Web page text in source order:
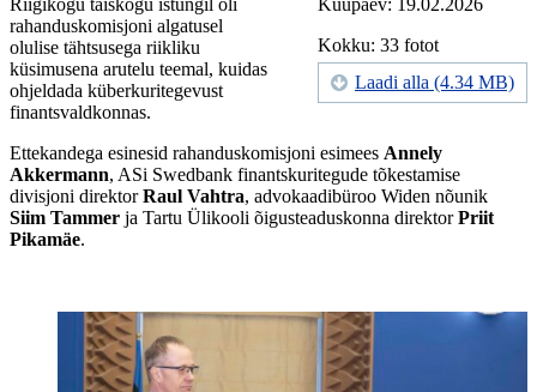
Kuupäev: 19.02.2026
Kokku: 33 fotot
Laadi alla (4.34 MB)
Riigikogu täiskogu istungil oli
rahanduskomisjoni algatusel
olulise tähtsusega riikliku
küsimusena arutelu teemal, kuidas
ohjeldada küberkuritegevust
finantsvaldkonnas.
Ettekandega esinesid rahanduskomisjoni esimees Annely
Akkermann, ASi Swedbank finantskuritegude tõkestamise
divisjoni direktorRaul Vahtra, advokaadibüroo Widen nõunik
Siim Tammer ja Tartu Ülikooli õigusteaduskonna direktorPriit
Pikamäe.